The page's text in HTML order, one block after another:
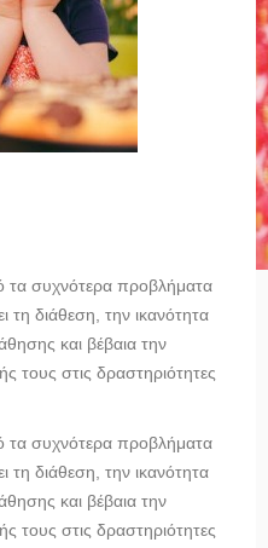
τα συχνότερα προβλήματα
τη διάθεση, την ικανότητα
και βέβαια την
τους στις δραστηριότητες
τα συχνότερα προβλήματα
τη διάθεση, την ικανότητα
και βέβαια την
τους στις δραστηριότητες